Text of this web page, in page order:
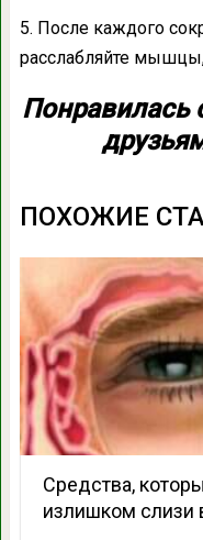
5. После каждого
расслабляйте
Понравилась
ПОХОЖИЕ
Средства,
излишком слизи